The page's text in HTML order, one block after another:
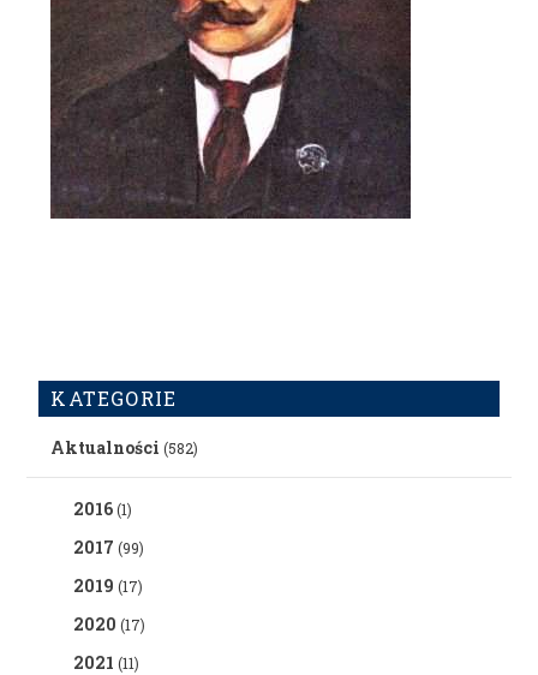
KATEGORIE
Aktualności (582)
2016(1)
2017 (99)
2019 (17)
2020 (17)
2021 (11)